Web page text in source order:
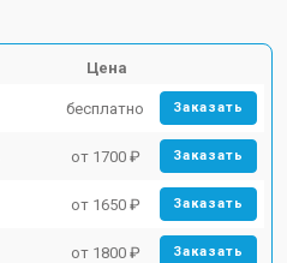
Цена
бесплатно Заказать
от 1700 ₽ Заказать
от 1650 ₽ Заказать
от 1800 ₽ Заказать